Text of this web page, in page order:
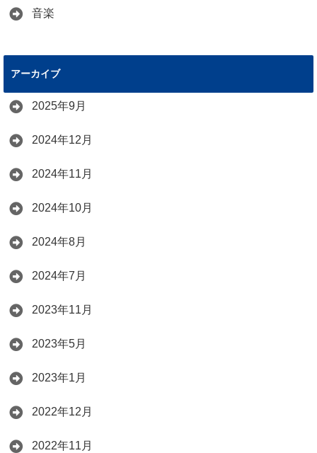
音楽
アーカイブ
2025年9月
2024年12月
2024年11月
2024年10月
2024年8月
2024年7月
2023年11月
2023年5月
2023年1月
2022年12月
2022年11月